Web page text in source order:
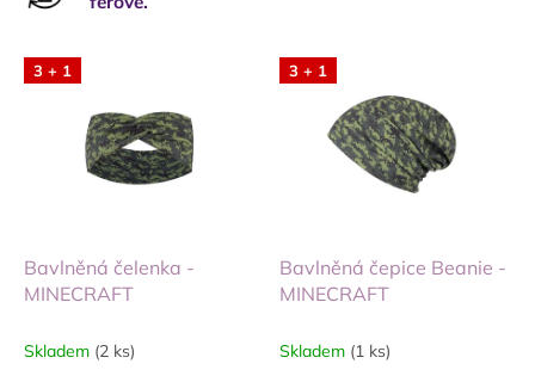
3 + 1
Bavlněná čelenka -
MINECRAFT
Skladem (2 ks)
3 + 1
Bavlněná čepice Beanie -
MINECRAFT
Skladem (1 ks)